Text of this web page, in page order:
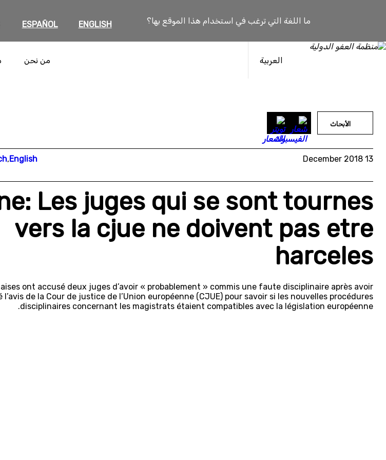
ما اللغة التي ترغب في استخدام هذا الموقع بها؟ ENGLISH
ESPAÑOL
العربية من نحن
الأبحاث
13 December 2018
,English
Les juges qui se sont tournes
vers la cjue ne doivent pas etre
harceles
ont accusé deux juges d’avoir « probablement » commis une faute disciplinaire après avoir
l’avis de la Cour de justice de l’Union européenne (CJUE) pour savoir si les nouvelles procédures
disciplinaires concernant les magistrats étaient compatibles avec la législation européenne.